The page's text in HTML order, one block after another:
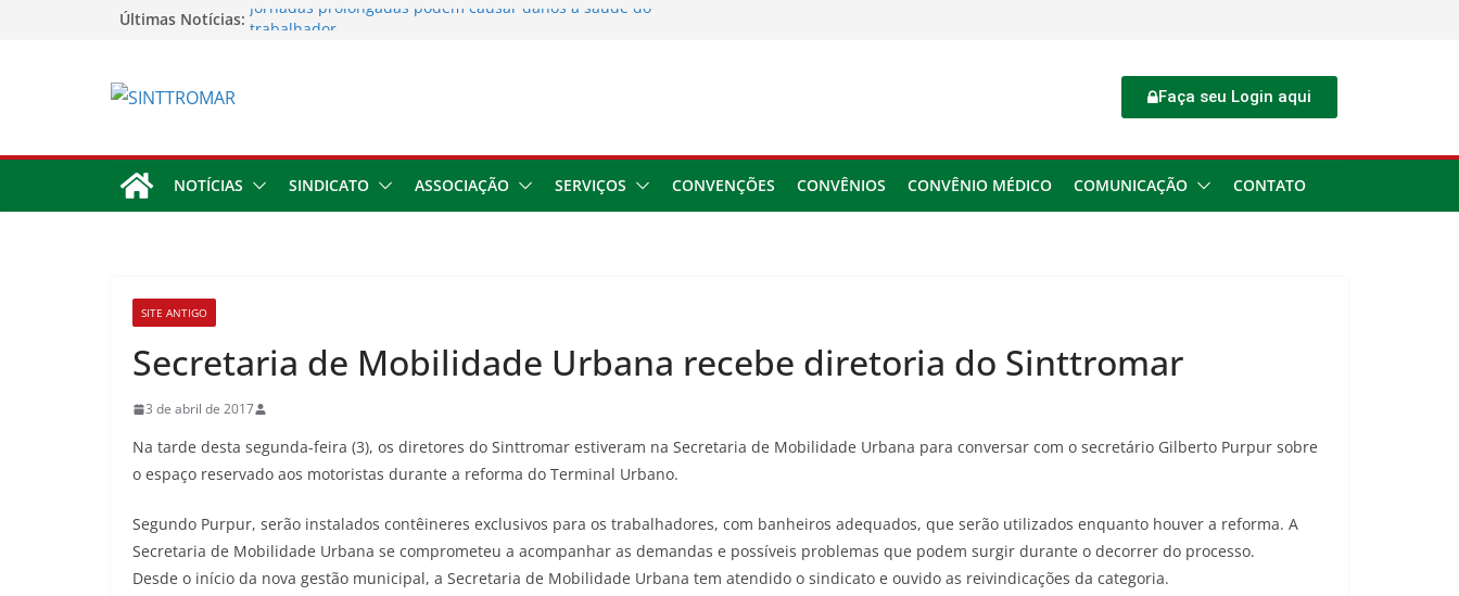
Últimas Notícias: Jornadas prolongadas podem causar danos à saúde do
Faça seu Login aqui
NOTÍCIAS SINDICATO ASSOCIAÇÃO SERVIÇOS CONVENÇÕES CONVÊNIOS CONVÊNIO MÉDICO COMUNICAÇÃO CONTATO
SITE ANTIGO
Secretaria de Mobilidade Urbana recebe diretoria do Sinttromar
3 de abril de 2017
Na tarde desta segunda-feira (3), os diretores do Sinttromar estiveram na Secretaria de Mobilidade Urbana para conversar com o secretário Gilberto Purpur sobre
o espaço reservado aos motoristas durante a reforma do Terminal Urbano.
Segundo Purpur, serão instalados contêineres exclusivos para os trabalhadores, com banheiros adequados, que serão utilizados enquanto houver a reforma. A
Secretaria de Mobilidade Urbana se comprometeu a acompanhar as demandas e possíveis problemas que podem surgir durante o decorrer do processo.
Desde o início da nova gestão municipal, a Secretaria de Mobilidade Urbana tem atendido o sindicato e ouvido as reivindicações da categoria.